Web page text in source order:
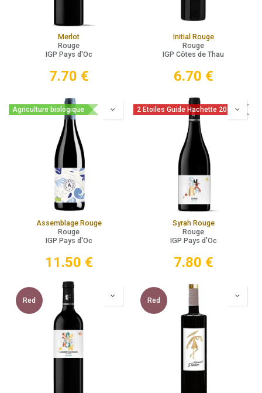
Merlot
Rouge
IGP Pays d'Oc
7.70 €
Initial Rouge
Rouge
IGP Côtes de Thau
6.70 €
Agriculture biologique
Assemblage Rouge
Rouge
IGP Pays d'Oc
11.50 €
2 Etoiles Guide Hachette 2026
Syrah Rouge
Rouge
IGP Pays d'Oc
7.80 €
Red Red